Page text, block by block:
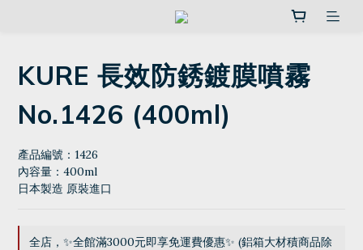
KURE 長效防銹鍍膜噴霧
No.1426 (400ml)
產品編號：1426
內容量：400ml
日本製造 原裝進口
全店，✨全館滿3000元即享免運費優惠✨ (鋁箱大材積商品除